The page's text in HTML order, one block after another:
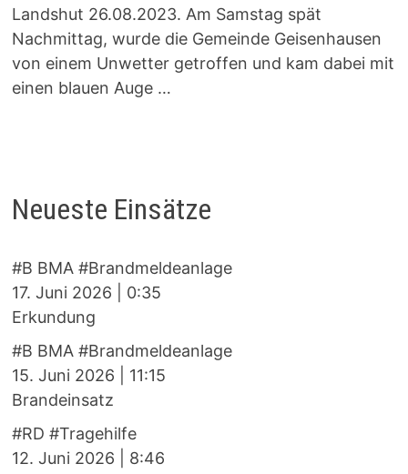
Landshut 26.08.2023. Am Samstag spät
Nachmittag, wurde die Gemeinde Geisenhausen
von einem Unwetter getroffen und kam dabei mit
einen blauen Auge …
Neueste Einsätze
#B BMA #Brandmeldeanlage
17. Juni 2026
0:35
Erkundung
#B BMA #Brandmeldeanlage
15. Juni 2026
11:15
Brandeinsatz
#RD #Tragehilfe
12. Juni 2026
8:46